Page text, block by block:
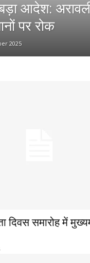
बड़ा आदेश:
पर रोक
2025
दिवस समारोह में